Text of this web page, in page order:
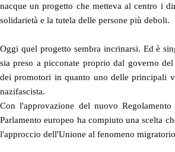
nacque un progetto che metteva al centro i
solidarietà e la tutela delle persone più deboli.
Oggi quel progetto sembra incrinarsi. Ed è
sia preso a picconate proprio dal governo del
dei promotori in quanto uno delle principali
nazifascista.
Con l'approvazione del nuovo
Parlamento europeo ha compiuto una scelta
l'approccio dell'Unione al fenomeno